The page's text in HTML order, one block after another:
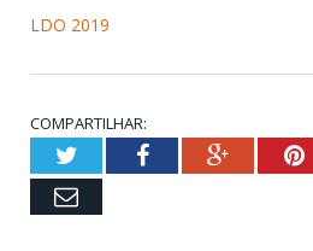
LDO 2019
COMPARTILHAR:
TwitterFacebookGoogle+
Email